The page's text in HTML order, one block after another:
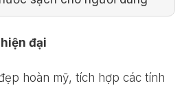
đại
hoàn mỹ, tích hợp các tính